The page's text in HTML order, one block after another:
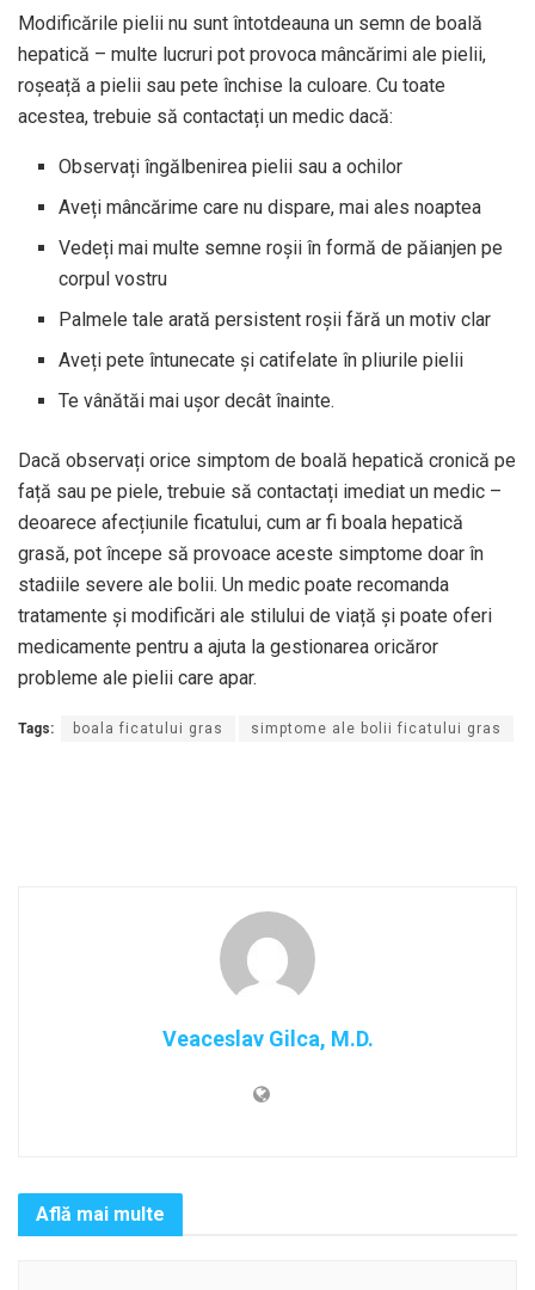
Modificările pielii nu sunt întotdeauna un semn de boală
hepatică – multe lucruri pot provoca mâncărimi ale pielii,
roșeață a pielii sau pete închise la culoare. Cu toate
acestea, trebuie să contactați un medic dacă:
Observați îngălbenirea pielii sau a ochilor
Aveți mâncărime care nu dispare, mai ales noaptea
Vedeți mai multe semne roșii în formă de păianjen pe
corpul vostru
Palmele tale arată persistent roșii fără un motiv clar
Aveți pete întunecate și catifelate în pliurile pielii
Te vânătăi mai ușor decât înainte.
Dacă observați orice simptom de boală hepatică cronică pe
față sau pe piele, trebuie să contactați imediat un medic –
deoarece afecțiunile ficatului, cum ar fi boala hepatică
grasă, pot începe să provoace aceste simptome doar în
stadiile severe ale bolii. Un medic poate recomanda
tratamente și modificări ale stilului de viață și poate oferi
medicamente pentru a ajuta la gestionarea oricăror
probleme ale pielii care apar.
Tags: boala ficatului gras simptome ale bolii ficatului gras
Veaceslav Gilca, M.D.
Află mai multe